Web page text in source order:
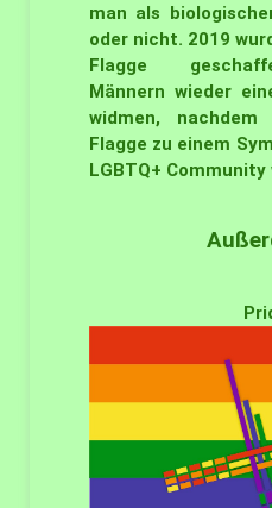
man als
oder nicht. 2019
Flagge
Männern wieder
widmen,
Flagge zu einem
LGBTQ+ Community